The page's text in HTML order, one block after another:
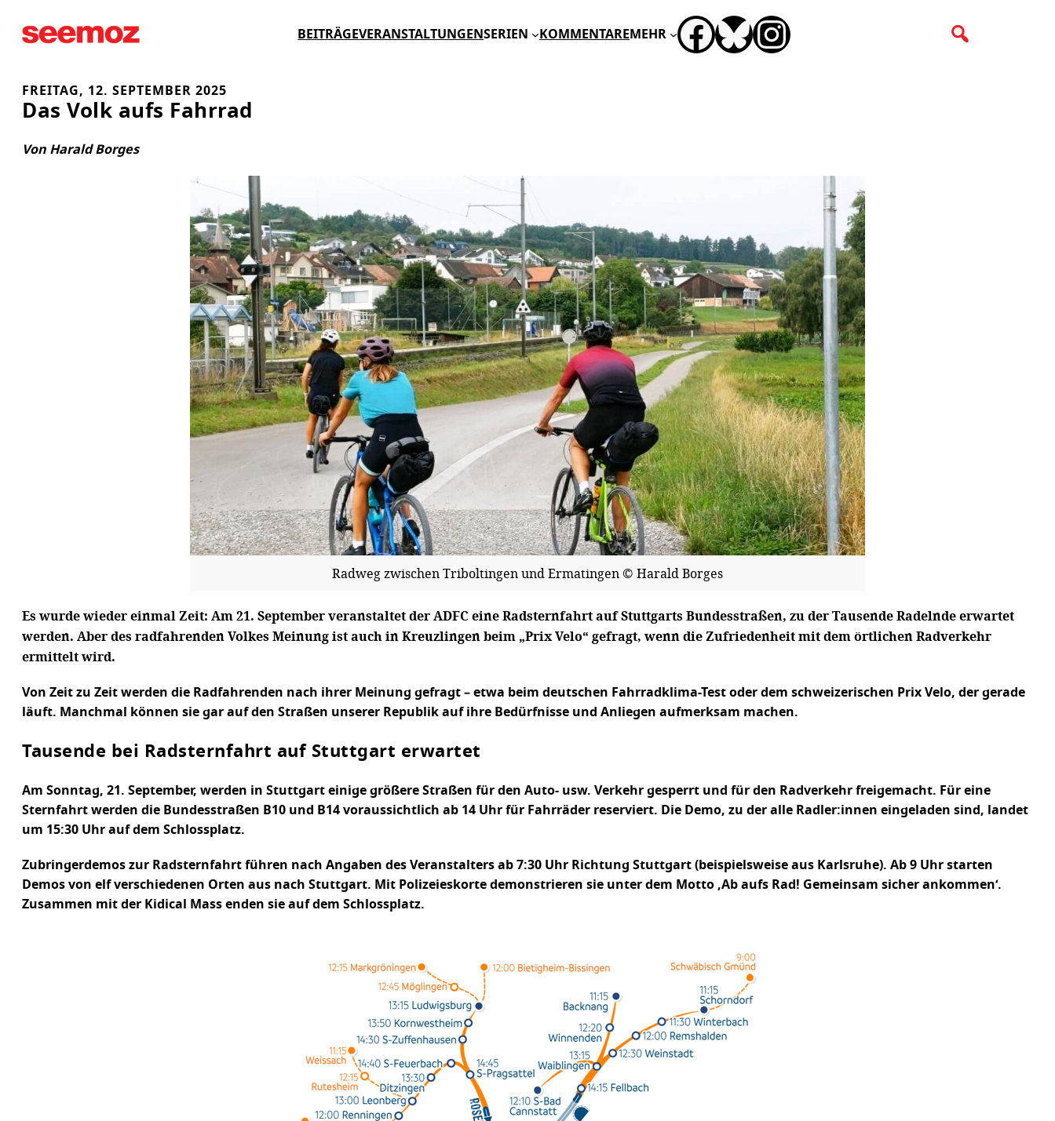
Inhalt
BEITRÄGEVERANSTALTUNGENSERIEN KOMMENTARE MEHR FACEBOOK
BLUESKYINSTAGRAM
FREITAG, 12. SEPTEMBER 2025
Das Volk aufs Fahrrad
Von Harald Borges
Radweg zwischen Triboltingen und Ermatingen © Harald Borges
Es wurde wieder einmal Zeit: Am 21. September veranstaltet der ADFC eine Radsternfahrt auf Stuttgarts Bundesstraßen, zu der Tausende Radelnde erwartet
werden. Aber des radfahrenden Volkes Meinung ist auch in Kreuzlingen beim „Prix Velo“ gefragt, wenn die Zufriedenheit mit dem örtlichen Radverkehr
ermittelt wird.
Von Zeit zu Zeit werden die Radfahrenden nach ihrer Meinung gefragt – etwa beim deutschen Fahrradklima-Test oder dem schweizerischen Prix Velo, der gerade
läuft. Manchmal können sie gar auf den Straßen unserer Republik auf ihre Bedürfnisse und Anliegen aufmerksam machen.
Tausende bei Radsternfahrt auf Stuttgart erwartet
Am Sonntag, 21. September, werden in Stuttgart einige größere Straßen für den Auto- usw. Verkehr gesperrt und für den Radverkehr freigemacht. Für eine
Sternfahrt werden die Bundesstraßen B10 und B14 voraussichtlich ab 14 Uhr für Fahrräder reserviert. Die Demo, zu der alle Radler:innen eingeladen sind, landet
um 15:30 Uhr auf dem Schlossplatz.
Zubringerdemos zur Radsternfahrt führen nach Angaben des Veranstalters ab 7:30 Uhr Richtung Stuttgart (beispielsweise aus Karlsruhe). Ab 9 Uhr starten
Demos von elf verschiedenen Orten aus nach Stuttgart. Mit Polizeieskorte demonstrieren sie unter dem Motto ‚Ab aufs Rad! Gemeinsam sicher ankommen‘.
Zusammen mit der Kidical Mass enden sie auf dem Schlossplatz.